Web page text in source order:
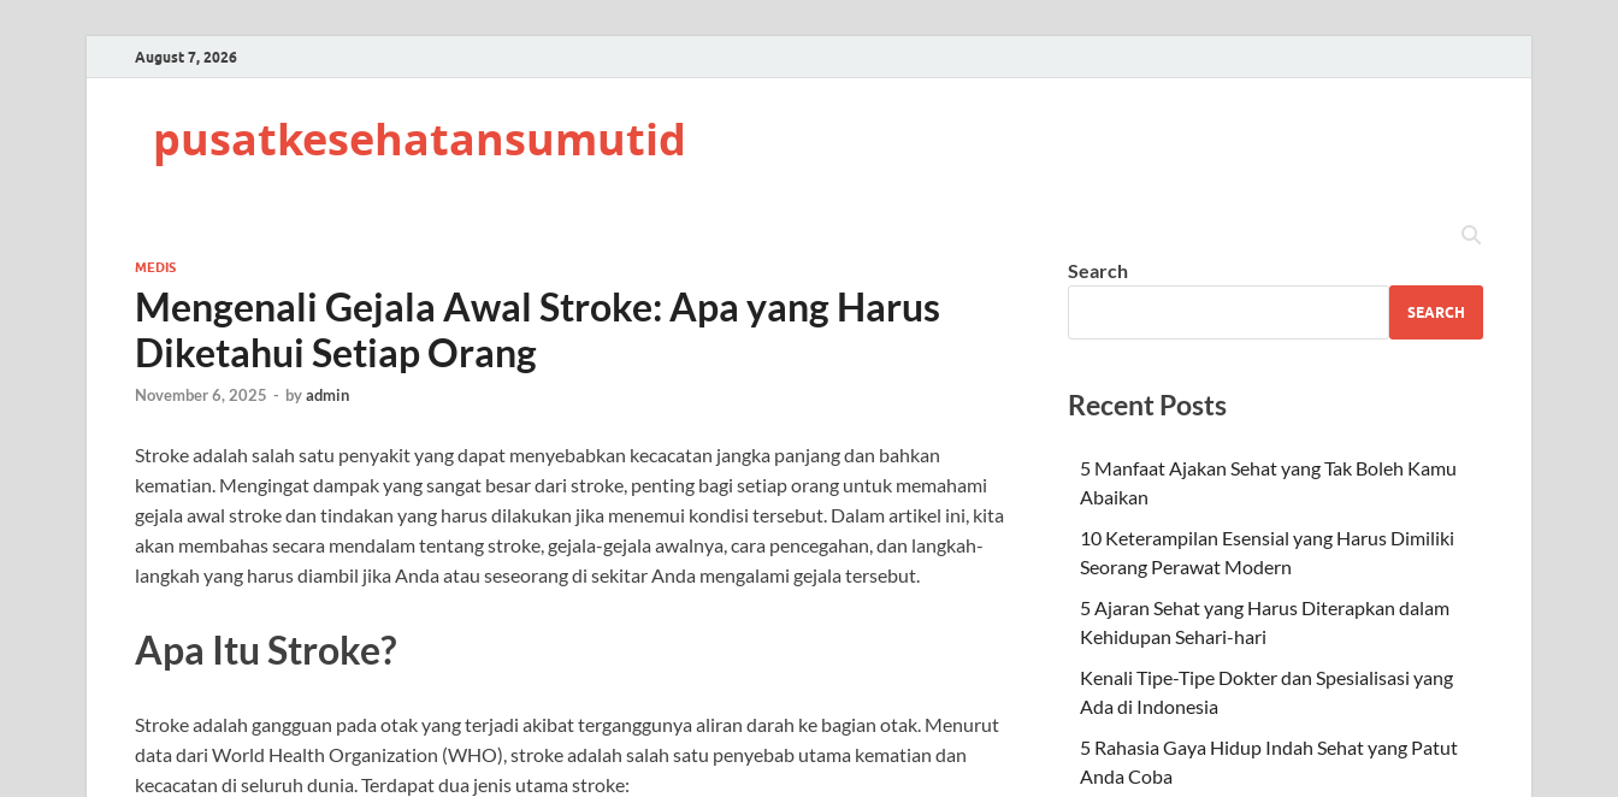
August 7, 2026
pusatkesehatansumutid
MEDIS
Mengenali Gejala Awal Stroke: Apa yang Harus
Diketahui Setiap Orang
November 6, 2025 - byadmin
Stroke adalah salah satu penyakit yang dapat menyebabkan kecacatan jangka panjang dan bahkan
kematian. Mengingat dampak yang sangat besar dari stroke, penting bagi setiap orang untuk memahami
gejala awal stroke dan tindakan yang harus dilakukan jika menemui kondisi tersebut. Dalam artikel ini, kita
akan membahas secara mendalam tentang stroke, gejala-gejala awalnya, cara pencegahan, dan langkah-
langkah yang harus diambil jika Anda atau seseorang di sekitar Anda mengalami gejala tersebut.
Apa Itu Stroke?
Stroke adalah gangguan pada otak yang terjadi akibat terganggunya aliran darah ke bagian otak. Menurut
data dari World Health Organization (WHO), stroke adalah salah satu penyebab utama kematian dan
kecacatan di seluruh dunia. Terdapat dua jenis utama stroke:
Search
SEARCH
Recent Posts
5 Manfaat Ajakan Sehat yang Tak Boleh Kamu
Abaikan
10 Keterampilan Esensial yang Harus Dimiliki
Seorang Perawat Modern
5 Ajaran Sehat yang Harus Diterapkan dalam
Kehidupan Sehari-hari
Kenali Tipe-Tipe Dokter dan Spesialisasi yang
Ada di Indonesia
5 Rahasia Gaya Hidup Indah Sehat yang Patut
Anda Coba